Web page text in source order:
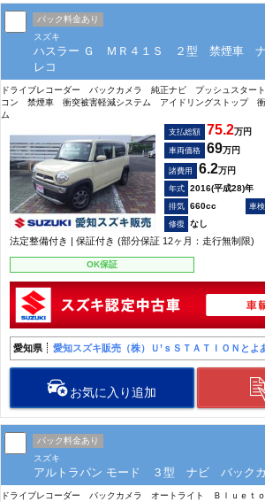
パック料金あり
スズキ
ハスラー Ｇ ＭＲ４１Ｓ ２型 禁煙車
レコ
ドライブレコーダー バックカメラ 純正ナビ プッシュスター
コン 禁煙車 衝突被害軽減システム アイドリングストップ
ム
支払総額 75.2万円
車両価格 69万円
諸費用 6.2万円
2016(平成28)年
660cc
なし
法定整備付き | 保証付き (部分保証 12ヶ月：走行無制限)
OK保証
愛知県 愛知スズキ販売（株）Ｕ’ｓＳＴＡＴＩＯＮとよ
お気に入り追加
パック料金あり
スズキ
アルトラパン モード ３型 ナビ バック
ドライブレコーダー バックカメラ オートライト Ｂｌｕｅｔ